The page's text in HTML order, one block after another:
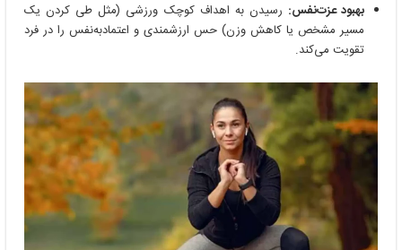
بهبود عزت‌نفس: رسیدن به اهداف کوچک ورزشی (مثل طی کردن یک
مسیر مشخص یا کاهش وزن) حس ارزشمندی و اعتمادبه‌نفس را در فرد
تقویت می‌کند.